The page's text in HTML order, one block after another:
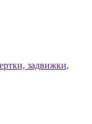
задвижки,